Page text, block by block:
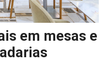
em mesas e